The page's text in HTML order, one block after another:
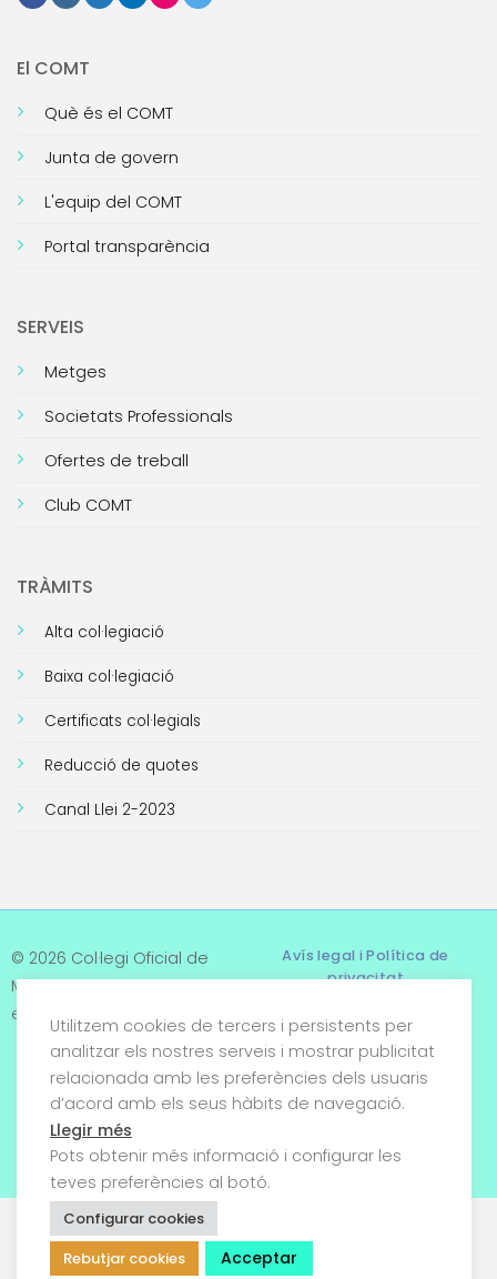
El COMT
Què és el COMT
Junta de govern
L'equip del COMT
Portal transparència
SERVEIS
Metges
Societats Professionals
Ofertes de treball
Club COMT
TRÀMITS
Alta col·legiació
Baixa col·legiació
Certificats col·legials
Reducció de quotes
Canal Llei 2-2023
© 2026 Col·legi Oficial de
Metges de Tarragona. Tots
els drets reservats
Avís legal i Política de
privacitat
Termes i condicions
Política de cookies
Utilitzem cookies de tercers i persistents per
analitzar els nostres serveis i mostrar publicitat
relacionada amb les preferències dels usuaris
d’acord amb els seus hàbits de navegació.
Llegir més
Pots obtenir més informació i configurar les
teves preferències al botó.
Configurar cookies
Rebutjar cookies
Acceptar